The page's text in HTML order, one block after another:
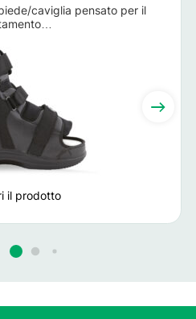
caviglia pensato per il
il prodotto